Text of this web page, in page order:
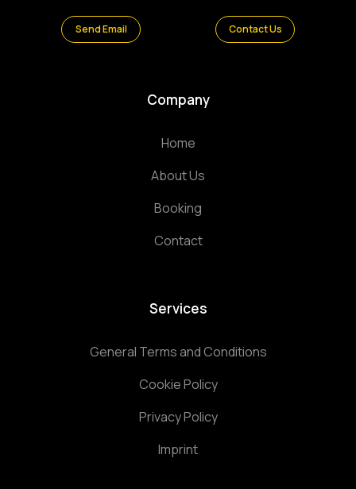
Send Email Contact Us
Company
Home
About Us
Booking
Contact
Services
General Terms and Conditions
Cookie Policy
Privacy Policy
Imprint